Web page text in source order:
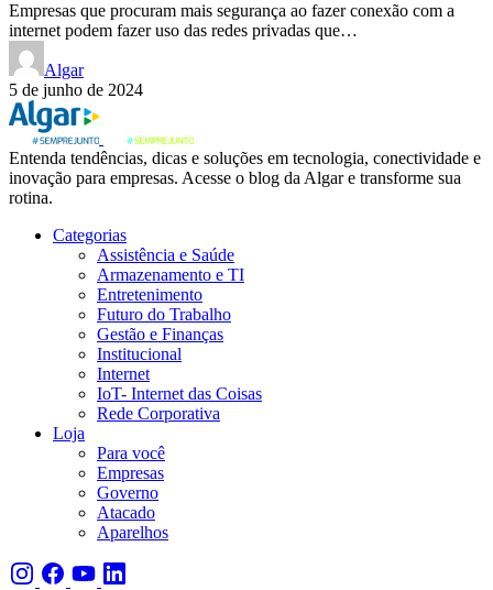
Empresas que procuram mais segurança ao fazer conexão com a
internet podem fazer uso das redes privadas que…
Algar
5 de junho de 2024
Entenda tendências, dicas e soluções em tecnologia, conectividade e
inovação para empresas. Acesse o blog da Algar e transforme sua
rotina.
Categorias
Assistência e Saúde
Armazenamento e TI
Entretenimento
Futuro do Trabalho
Gestão e Finanças
Institucional
Internet
IoT- Internet das Coisas
Rede Corporativa
Loja
Para você
Empresas
Governo
Atacado
Aparelhos